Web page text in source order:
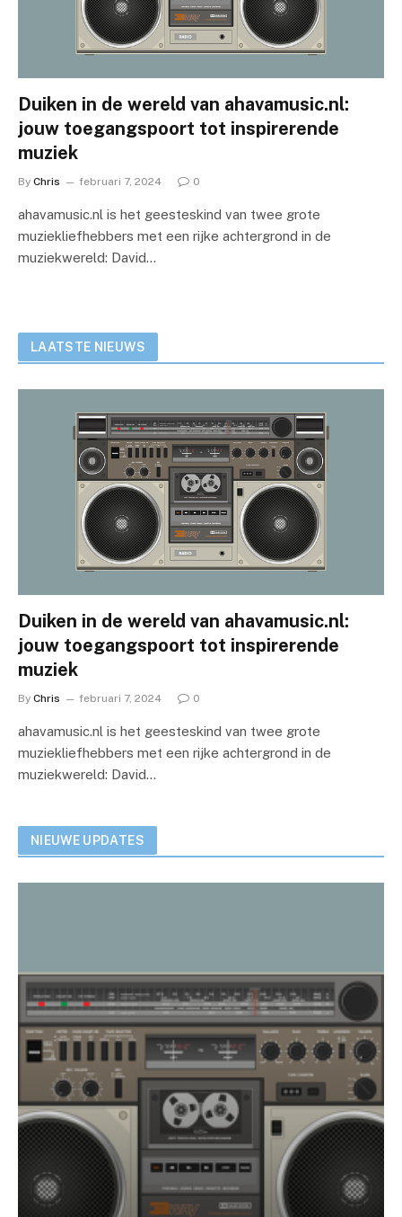
Duiken in de wereld van ahavamusic.nl:
jouw toegangspoort tot inspirerende
muziek
By Chris februari 7, 2024 0
ahavamusic.nl is het geesteskind van twee grote
muziekliefhebbers met een rijke achtergrond in de
muziekwereld: David…
LAATSTE NIEUWS
Duiken in de wereld van ahavamusic.nl:
jouw toegangspoort tot inspirerende
muziek
By Chris februari 7, 2024 0
ahavamusic.nl is het geesteskind van twee grote
muziekliefhebbers met een rijke achtergrond in de
muziekwereld: David…
NIEUWE UPDATES